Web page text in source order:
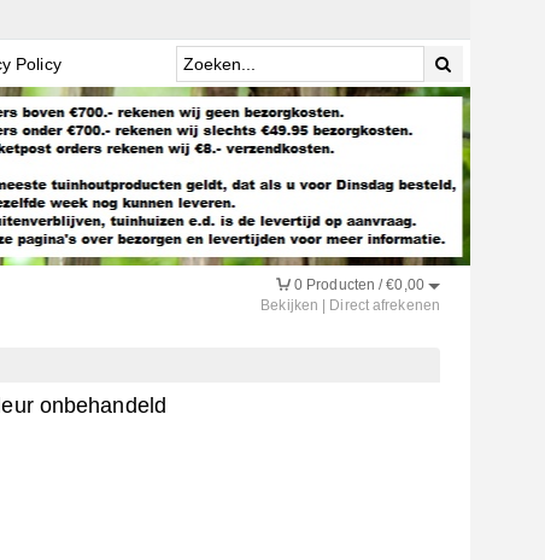
Policy
0 Producten /€0,00
Bekijken
Direct afrekenen
onbehandeld